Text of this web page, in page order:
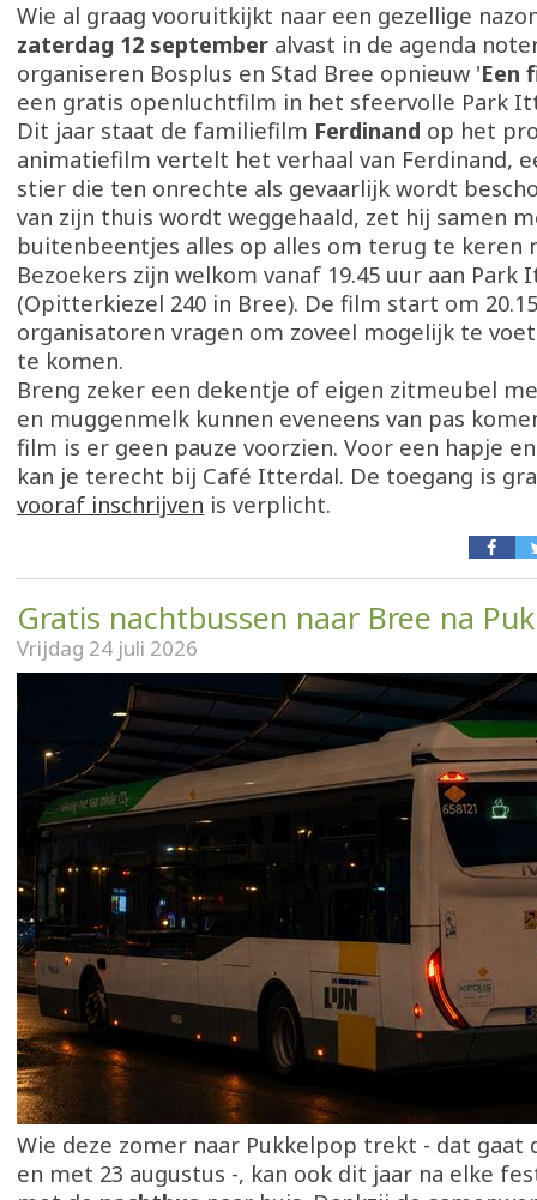
Wie al graag vooruitkijkt naar een gezellige
zaterdag 12 september alvast in de agenda
organiseren Bosplus en Stad Bree opnieuw 'Een
een gratis openluchtfilm in het sfeervolle Park
Dit jaar staat de familiefilm Ferdinand op het
animatiefilm vertelt het verhaal van Ferdinand,
stier die ten onrechte als gevaarlijk wordt
van zijn thuis wordt weggehaald, zet hij samen
buitenbeentjes alles op alles om terug te keren
Bezoekers zijn welkom vanaf 19.45 uur aan Park
(Opitterkiezel 240 in Bree). De film start om
organisatoren vragen om zoveel mogelijk te
te komen.
Breng zeker een dekentje of eigen zitmeubel
en muggenmelk kunnen eveneens van pas
film is er geen pauze voorzien. Voor een hapje
kan je terecht bij Café Itterdal. De toegang is
vooraf inschrijven is verplicht.
Gratis nachtbussen naar Bree na
Vrijdag 24 juli 2026
Wie deze zomer naar Pukkelpop trekt - dat gaat
en met 23 augustus -, kan ook dit jaar na elke